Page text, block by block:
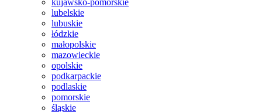
kujawsko-pomorskie
lubelskie
lubuskie
łódzkie
małopolskie
mazowieckie
opolskie
podkarpackie
podlaskie
pomorskie
śląskie